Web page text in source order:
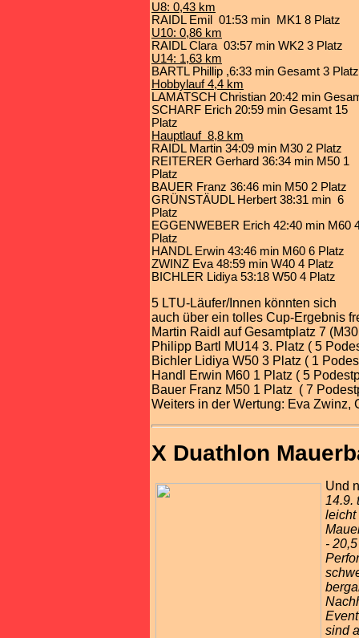
U8: 0,43 km
RAIDL Emil
01:53 min
MK1 8 Platz
U10: 0,86 km
RAIDL Clara 03:57 min WK2 3 Platz
U14: 1,63 km
BARTL Phillip ,6:33 min Gesamt 3 Platz
Hobbylauf 4,4 km
LAMATSCH Christian 20:42 min
SCHARF Erich 20:59 min Gesamt 15
Platz
Hauptlauf 8,8 km
RAIDL Martin 34:09 min M30 2 Platz
REITERER Gerhard 36:34 min M50 1
Platz
BAUER Franz 36:46 min M50 2 Platz
GRÜNSTÄUDL Herbert 38:31 min 6
Platz
EGGENWEBER Erich 42:40 min M60
Platz
HANDL Erwin 43:46 min M60 6 Platz
ZWINZ Eva 48:59 min W40 4 Platz
BICHLER Lidiya 53:18 W50 4 Platz
5 LTU-Läufer/Innen könnten sich
auch über ein tolles Cup-Ergebnis
Martin Raidl auf Gesamtplatz 7
Philipp Bartl MU14 3. Platz ( 5
Bichler Lidiya W50 3 Platz ( 1
Handl Erwin M60 1 Platz ( 5
Bauer Franz M50 1 Platz ( 7
Weiters in der Wertung: Eva Zwinz,
X Duathlon
Und
14.9.
leicht
-
sind